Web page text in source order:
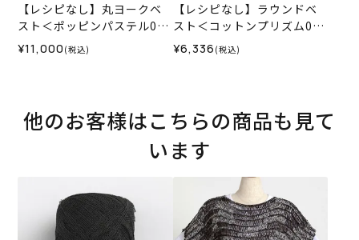
【レシピなし】丸ヨークベ
スト＜ポッピンパステル02
BL＞（編み物 材料セット）
¥11,000 (税込)
【レシピなし】ラウンドベ
スト＜コットンプリズム04
BL＞（編み物 材料セット）
¥6,336 (税込)
他のお客様はこちらの商品も見て
います